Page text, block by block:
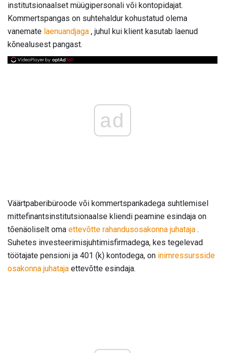
institutsionaalset müügipersonali või kontopidajat.
Kommertspangas on suhtehaldur kohustatud olema
vanemate laenuandjaga , juhul kui klient kasutab laenud
kõnealusest pangast.
ad
Väärtpaberibüroode või kommertspankadega suhtlemisel
mittefinantsinstitutsionaalse kliendi peamine esindaja on
tõenäoliselt oma ettevõtte rahandusosakonna juhataja .
Suhetes investeerimisjuhtimisfirmadega, kes tegelevad
töötajate pensioni ja 401 (k) kontodega, on inimressursside
osakonna juhataja ettevõtte esindaja.